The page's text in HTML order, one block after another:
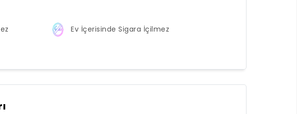
Ev İçerisinde Sigara İçilmez